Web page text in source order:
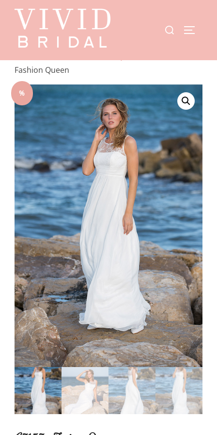
Fashion Queen
%